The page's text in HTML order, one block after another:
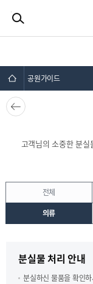
공원가이드
뒤로가
기
고객님의 소중한 분
전체
의류
분실물 처리 안내
분실하신 물품을 확인